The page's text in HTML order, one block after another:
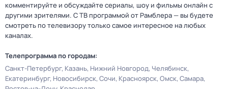
комментируйте и обсуждайте сериалы, шоу и фильмы онлайн с
другими зрителями. С ТВ программой от Рамблера — вы будете
смотреть по телевизору только самое интересное на любых
каналах.
Телепрограмма по городам:
Санкт-Петербург Казань Нижний Новгород Челябинск
Екатеринбург Новосибирск Сочи Красноярск Омск Самара